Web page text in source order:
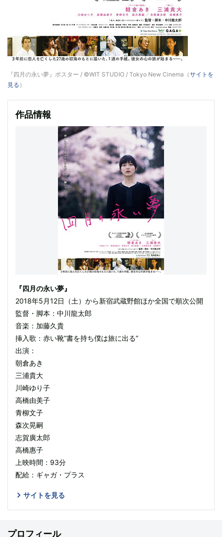
『四月の永い夢』ポスター / ©WIT STUDIO / Tokyo New Cinema（サイトを
見る ）
作品情報
『四月の永い夢』
2018年5月12日（土）から新宿武蔵野館ほか全国で順次公開
監督・脚本：中川龍太郎
音楽：加藤久貴
挿入歌：赤い靴“書を持ち僕は旅に出る”
出演：
朝倉あき
三浦貴大
川崎ゆり子
高橋由美子
青柳文子
森次晃嗣
志賀廣太郎
高橋惠子
上映時間：93分
配給：ギャガ・プラス
サイトを見る
プロフィール